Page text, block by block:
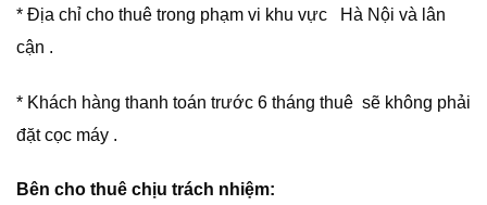
* Địa chỉ cho thuê trong phạm vi khu vực Hà Nội và lân
cận .
* Khách hàng thanh toán trước 6 tháng thuê sẽ không phải
đặt cọc máy .
Bên cho thuê chịu trách nhiệm: